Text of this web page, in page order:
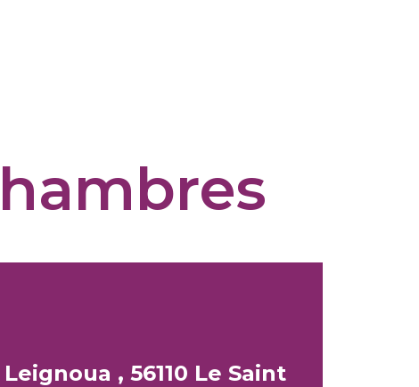
, 56110 Le Saint